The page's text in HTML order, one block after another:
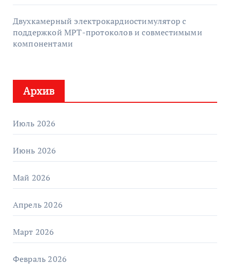
Двухкамерный электрокардиостимулятор с
поддержкой МРТ-протоколов и совместимыми
компонентами
Архив
Июль 2026
Июнь 2026
Май 2026
Апрель 2026
Март 2026
Февраль 2026